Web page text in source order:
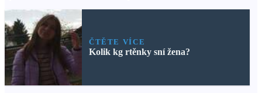
ČTĚTE VÍCE
Kolik kg rtěnky sní žena?